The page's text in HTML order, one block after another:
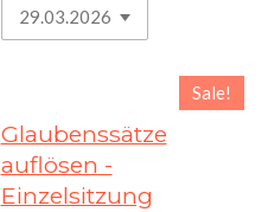
Sale!
Glaubenssätze
auflösen -
Einzelsitzung